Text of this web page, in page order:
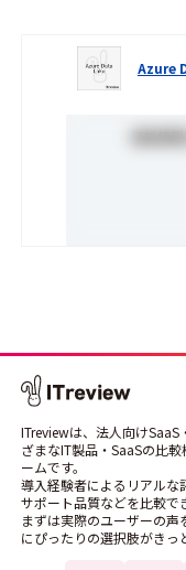
Azure
ITreviewは、法人向け
ざまなIT製品・SaaSの比
ームです。
導入経験者によるリアルな
サポート品質などを比較で
まずは実際のユーザーの
にぴったりの選択肢がきっ